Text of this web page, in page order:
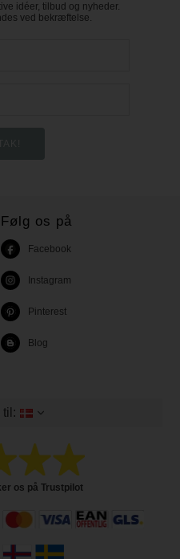
idéer, tilbud og nyheder.
ved bekræftelse.
Følg os på
Facebook
Instagram
Pinterest
Blog
til:
os på Trustpilot